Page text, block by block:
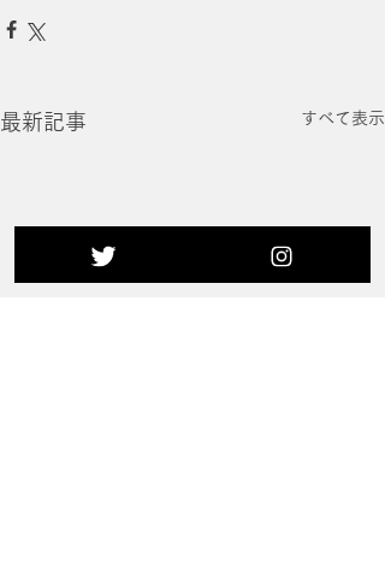
最新記事 すべて表示